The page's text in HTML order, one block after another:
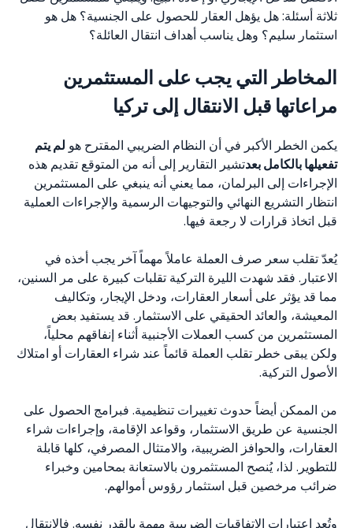
ثلاثة أسئلة: هل يؤهل العقار للحصول على الجنسية؟ هل هو
استثمار سليم؟ وهل يناسب أهداف انتقال العائلة؟
المخاطر التي يجب على المستثمرين
مراعاتها قبل الانتقال إلى تركيا
يكمن الخطر الأكبر في أن النظام الضريبي المقترح هو لم يتم
تفعيلها بالكامل بعدتشير التقارير إلى أنه من المتوقع تقديم هذه
الإجراءات إلى البرلمان، مما يعني أنه ينبغي على المستثمرين
انتظار التشريع النهائي والتوجيهات الرسمية والإجراءات العملية
قبل اتخاذ قرارات لا رجعة فيها.
يُعدّ تقلب سعر صرف العملة عاملاً مهماً آخر يجب أخذه في
الاعتبار. فقد شهدت الليرة التركية تقلبات كبيرة على مر السنين،
مما قد يؤثر على أسعار العقارات، ودخل الإيجار، وتكاليف
المعيشة، والعائد الحقيقي على الاستثمار. قد يستفيد بعض
المستثمرين من كسب العملات الأجنبية أثناء إنفاقهم محلياً،
ولكن يبقى خطر تقلب العملة قائماً عند شراء العقارات أو امتلاك
الأصول التركية.
من الممكن أيضاً حدوث تغييرات تنظيمية. فبرامج الحصول على
الجنسية عن طريق الاستثمار، وقواعد الإقامة، وإجراءات شراء
العقارات، والحوافز الضريبية، والامتثال المصرفي، كلها قابلة
للتطوير. لذا، يُنصح المستثمرون بالاستعانة بمحامين وخبراء
ضرائب مرخصين قبل استثمار رؤوس أموالهم.
وتُعد اعتبارات الاتفاقيات الضريبية مهمة بالقدر نفسه. فالانتقال